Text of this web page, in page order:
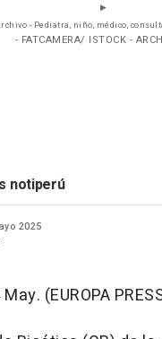
- Pediatra, niño, médico,
- FATCAMERA/ ISTOCK -
notiperú
2025
(EUROPA